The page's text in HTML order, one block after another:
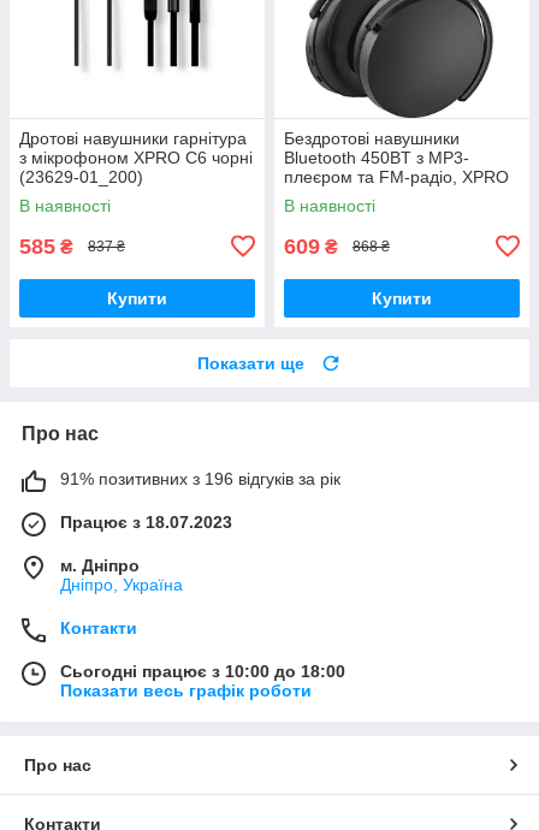
Дротові навушники гарнітура
з мікрофоном XPRO C6 чорні
(23629-01_200)
В наявності
585 ₴ 837 ₴
Купити
Бездротові навушники
Bluetooth 450BT з MP3-
плеєром та FM-радіо, XPRO
(41166-450BT_231)
В наявності
609 ₴ 868 ₴
Купити
Показати ще
Про нас
91% позитивних з 196 відгуків за рік
Працює з 18.07.2023
м. Дніпро
Дніпро, Україна
Контакти
Сьогодні працює з 10:00 до 18:00
Показати весь графік роботи
Про нас
Контакти